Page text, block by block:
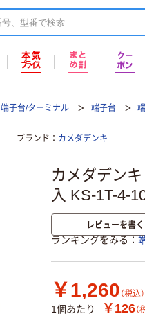
端子台/ターミナル 端子台
ブランド カメダデンキ
カメダデン
入 KS-1T-4-
レビューを書く
ランキングをみる
￥1,260 （税込）
1個あたり
￥126（